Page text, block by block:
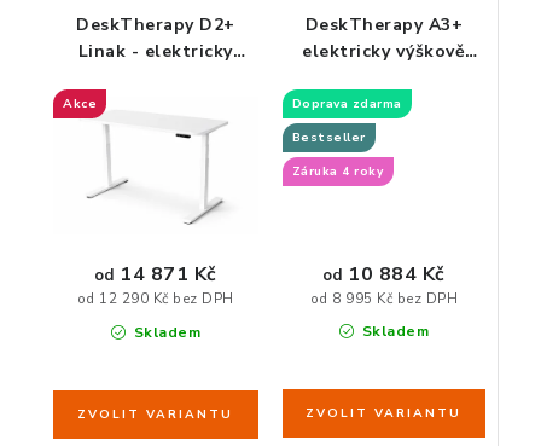
DeskTherapy D2+
Linak - elektricky
Akce
Skladem
od 12 290 Kč bez DPH
od 14 871 Kč
DeskTherapy A3+
elektricky výškově
Doprava zdarma
Bestseller
Záruka 4 roky
Skladem
od 8 995 Kč bez DPH
od 10 884 Kč